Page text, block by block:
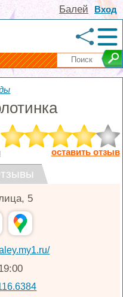
Вход
Балей
оставить отзыв
5